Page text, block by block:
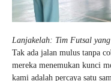
Lanjakelah: Tim Futsal
Tak ada jalan mulus tanpa
mereka menemukan kunci
kami adalah percaya satu